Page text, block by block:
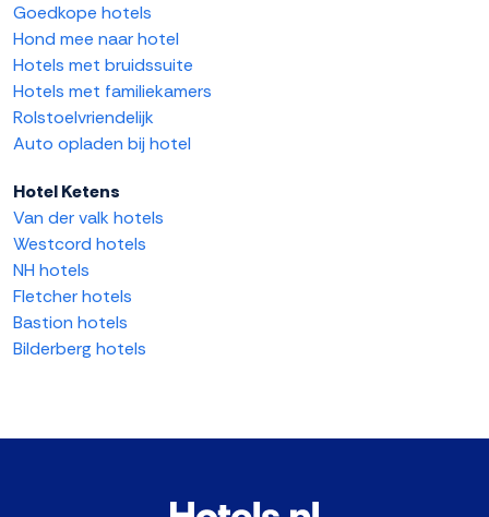
Goedkope hotels
Hond mee naar hotel
Hotels met bruidssuite
Hotels met familiekamers
Rolstoelvriendelijk
Auto opladen bij hotel
Hotel Ketens
Van der valk hotels
Westcord hotels
NH hotels
Fletcher hotels
Bastion hotels
Bilderberg hotels